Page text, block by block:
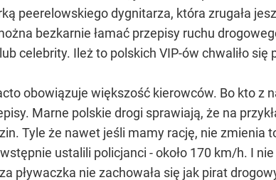
peerelowskiego dygnitarza, która zrugała
bezkarnie łamać przepisy ruchu
celebrity. Ileż to polskich VIP-ów chwaliło się
obowiązuje większość kierowców. Bo kto z
Marne polskie drogi sprawiają, że na
Tyle że nawet jeśli mamy rację, nie zmienia
ustalili policjanci - około 170 km/h. I
pływaczka nie zachowała się jak pirat